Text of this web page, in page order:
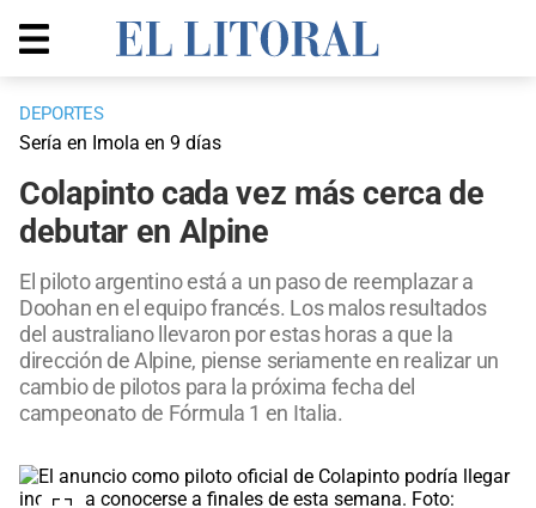
DEPORTES
Sería en Imola en 9 días
Colapinto cada vez más cerca de
debutar en Alpine
El piloto argentino está a un paso de reemplazar a
Doohan en el equipo francés. Los malos resultados
del australiano llevaron por estas horas a que la
dirección de Alpine, piense seriamente en realizar un
cambio de pilotos para la próxima fecha del
campeonato de Fórmula 1 en Italia.